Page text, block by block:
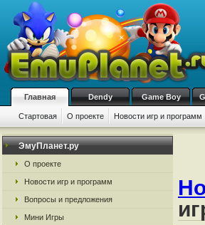
Главная Dendy Game Boy
Стартовая О проекте Новости игр и программ
ЭмуПланет.ру
О проекте
Новости игр и программ
Вопросы и предложения
Мини Игры